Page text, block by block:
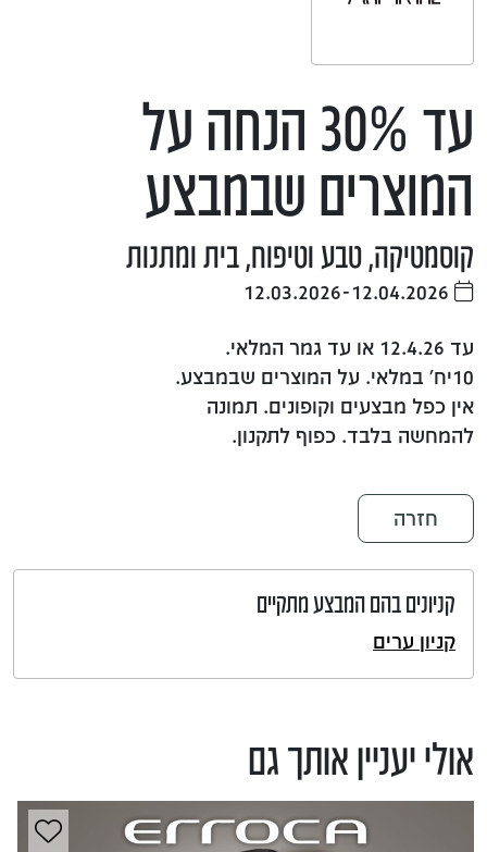
עד 30% הנחה על
המוצרים שבמבצע
קוסמטיקה, טבע וטיפוח, בית ומתנות
עד 12.4.26 או עד גמר המלאי.
10יח׳ במלאי. על המוצרים שבמבצע.
אין כפל מבצעים וקופונים. תמונה
להמחשה בלבד. כפוף לתקנון.
חזרה
קניונים בהם המבצע מתקיים
קניון ערים
אולי יעניין אותך גם